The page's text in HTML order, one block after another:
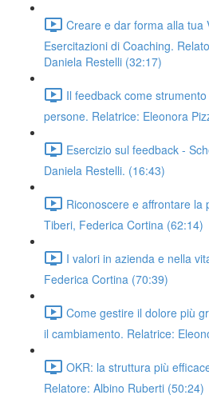
Creare e dar forma alla tua
Esercitazioni di Coaching.
Daniela Restelli (32:17)
Il feedback come
persone. Relatrice: Eleonora
Esercizio sul feedback -
Daniela Restelli. (16:43)
Riconoscere e affrontare la
Tiberi, Federica Cortina (62:14)
I valori in azienda e nella
Federica Cortina (70:39)
Come gestire il dolore più
il cambiamento. Relatrice:
OKR: la struttura più
Relatore: Albino Ruberti (50:24)